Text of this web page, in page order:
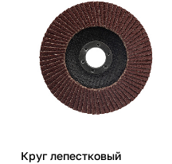
Круг лепестковый